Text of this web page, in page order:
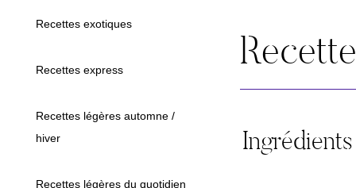
Recettes exotiques
Recettes express
Recettes légères automne /
hiver
Recettes légères du quotidien
Recette
Ingrédients